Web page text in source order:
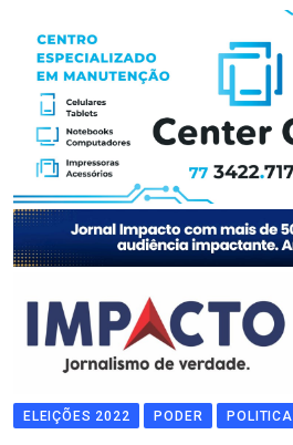
ELEIÇÕES 2022 PODER POLITICA